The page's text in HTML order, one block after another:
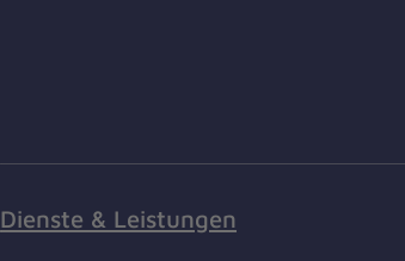
Dienste & Leistungen